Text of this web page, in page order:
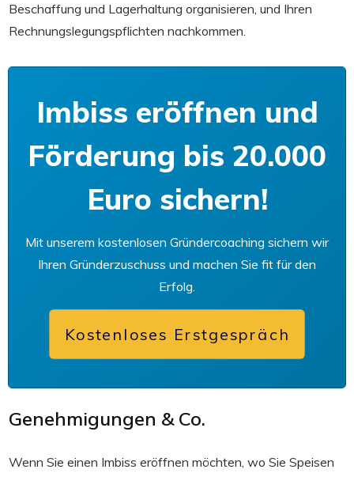
Beschaffung und Lagerhaltung organisieren, und Ihren
Rechnungslegungspflichten nachkommen.
Imbiss eröffnen und
Förderung bis 20.000
Euro sichern!
Mit unserem kostenlosen Gründercoaching sichern wir
Ihren Gründerzuschuss und machen Sie fit für den
Erfolg.
Kostenloses Erstgespräch
Genehmigungen & Co.
Wenn Sie einen Imbiss eröffnen möchten, wo Sie Speisen